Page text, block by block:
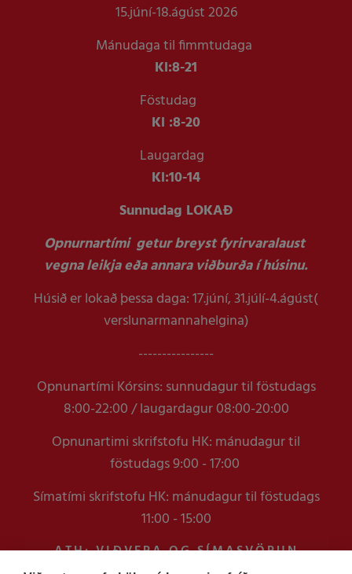
15.júní-18.ágúst 2026
Mánudaga til fimmtudaga
Kl:8-21
Föstudag
Kl :8-20
Laugardag
Kl:10-14
Sunnudag LOKAÐ
Opnurnartími getur breyst fyrirvaralaust
vegna leikja eða annara viðburða í húsinu.
Húsið er lokað þessa daga: 17.júní, 31.júlí-4.ágúst(
verslunarmannahelgina)
----------------
Opnunartími Kórsins: sunnudagur til föstudags
8:00-22:00 / laugardagur 08:00-20:00
Opnunartimi skrifstofu HK: mánudagur til
föstudags 9:00 - 17:00
Símatími skrifstofu HK: mánudagur til föstudags
11:00 - 15:00
ATH: VIÐVERA OG SÍMASVÖRUN